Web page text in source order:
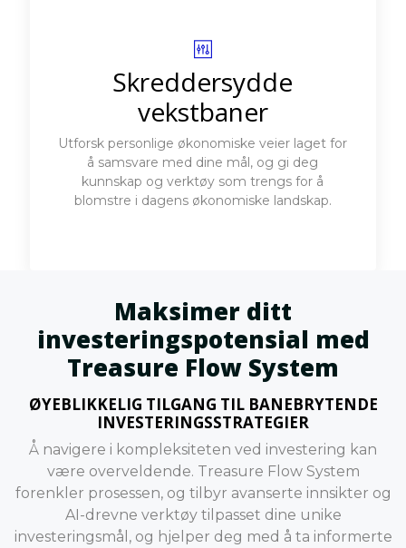
Skreddersydde
vekstbaner
Utforsk personlige økonomiske veier laget for
å samsvare med dine mål, og gi deg
kunnskap og verktøy som trengs for å
blomstre i dagens økonomiske landskap.
Maksimer ditt
investeringspotensial med
Treasure Flow System
ØYEBLIKKELIG TILGANG TIL BANEBRYTENDE
INVESTERINGSSTRATEGIER
Å navigere i kompleksiteten ved investering kan
være overveldende. Treasure Flow System
forenkler prosessen, og tilbyr avanserte innsikter og
AI-drevne verktøy tilpasset dine unike
investeringsmål, og hjelper deg med å ta informerte